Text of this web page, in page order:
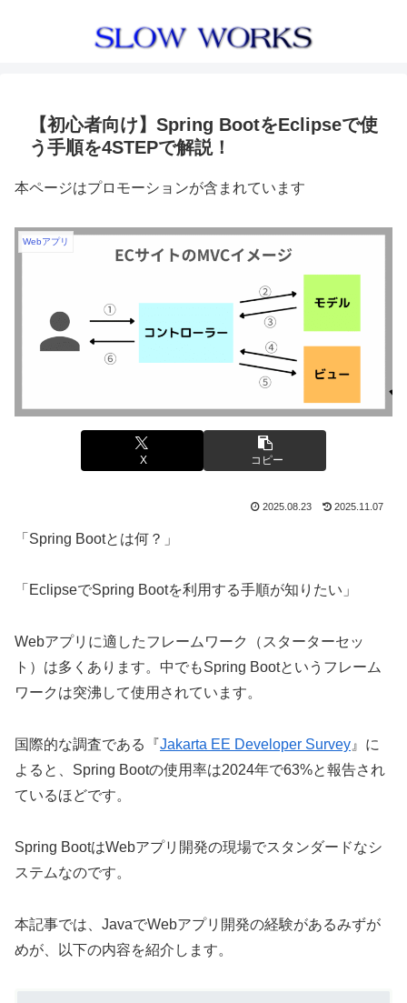
【初心者向け】Spring BootをEclipseで使
う手順を4STEPで解説！
本ページはプロモーションが含まれています
Webアプリ
X コピー
2025.08.23 2025.11.07
「Spring Bootとは何？」
「EclipseでSpring Bootを利用する手順が知りたい」
Webアプリに適したフレームワーク（スターターセッ
ト）は多くあります。中でもSpring Bootというフレーム
ワークは突沸して使用されています。
国際的な調査である『Jakarta EE Developer Survey 』に
よると、Spring Bootの使用率は2024年で63%と報告され
ているほどです。
Spring BootはWebアプリ開発の現場でスタンダードなシ
ステムなのです。
本記事では、JavaでWebアプリ開発の経験があるみずが
めが、以下の内容を紹介します。